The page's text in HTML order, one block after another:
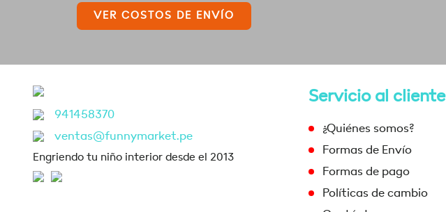
VER COSTOS DE ENVÍO
941458370
ventas@funnymarket.pe
Engriendo tu niño interior desde el 2013
Servicio al cliente
¿Quiénes somos?
Formas de Envío
Formas de pago
Políticas de cambio